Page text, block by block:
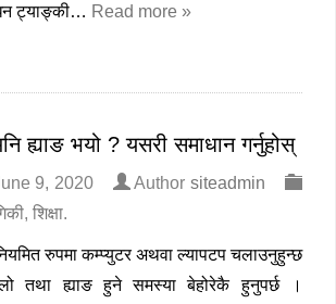
ट्याङ्की… Read more »
ह्याङ भयो ? यसरी समाधान गर्नुहोस्
9, 2020 Author siteadmin
, शिक्षा.
रुपमा कम्प्युटर अथवा ल्यापटप चलाउनुहुन्छ
तथा ह्याङ हुने समस्या बेहोरेकै हुनुपर्छ ।